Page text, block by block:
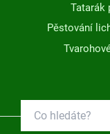
Tatarák
Pěstování